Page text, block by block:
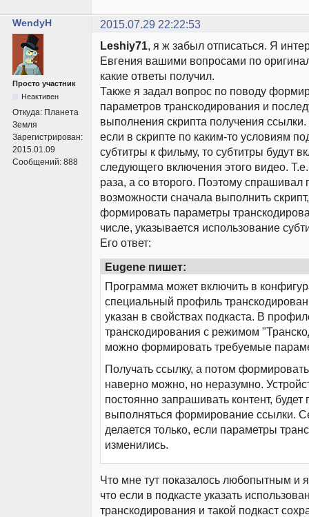
WendyH 2015.07.29 22:22:53
Просто участник
Неактивен
Откуда: Планета
Земля
Зарегистрирован:
2015.01.09
Сообщений: 888
Leshiy71, я ж забыл отписаться. Я
Евгения вашими вопросами по
какие ответы получил.
Также я задал вопрос по поводу
параметров транскодирования и
выполнения скрипта получения
если в скрипте по каким-то условиям
субтитры к фильму, то субтитры будут
следующего включения этого видео.
раза, а со второго. Поэтому спрашивал
возможности сначала выполнить
формировать параметры
числе, указывается использование
Его ответ:
Eugene пишет:
Программа может включить в
специальный профиль
указан в свойствах подкаста. В
транскодирования с режимом
можно формировать требуемые
Получать ссылку, а потом
наверно можно, но неразумно.
постоянно запрашивать контент, будет
выполняться формирование ссылки.
делается только, если параметры
изменились.
Что мне тут показалось любопытным и
что если в подкасте указать
транскодирования и такой подкаст